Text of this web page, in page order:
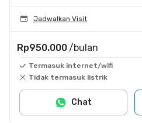
Jadwalkan Visit
Rp950.000 /bulan
Termasuk internet/wifi
Tidak termasuk listrik
Chat